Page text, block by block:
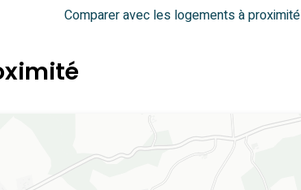
Comparer avec les logements à proximité